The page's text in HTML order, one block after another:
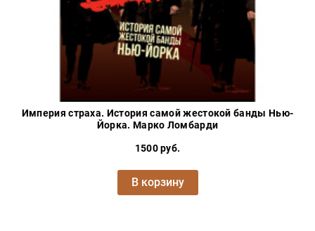
Империя страха. История самой жестокой банды Нью-
Йорка. Марко Ломбарди
1500 руб.
В корзину